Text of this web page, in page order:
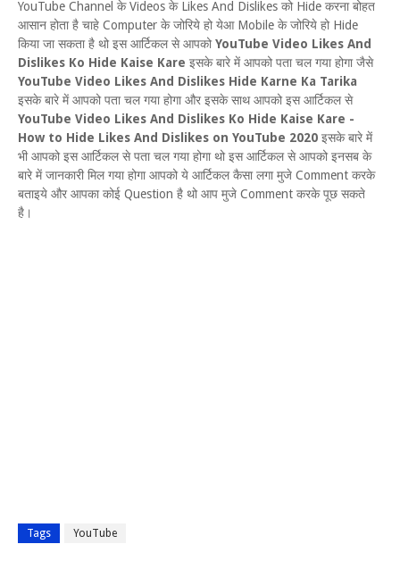
YouTube Channel के Videos के Likes And Dislikes को Hide करना बोहत
आसान होता है चाहे Computer के जोरिये हो येआ Mobile के जोरिये हो Hide
किया जा सकता है थो इस आर्टिकल से आपकोYouTube Video Likes And
Dislikes Ko Hide Kaise Kare इसके बारे में आपको पता चल गया होगा जैसे
YouTube Video Likes And Dislikes Hide Karne Ka Tarika
इसके बारे में आपको पता चल गया होगा और इसके साथ आपको इस आर्टिकल से
YouTube Video Likes And Dislikes Ko Hide Kaise Kare -
How to Hide Likes And Dislikes on YouTube 2020 इसके बारे में
भी आपको इस आर्टिकल से पता चल गया होगा थो इस आर्टिकल से आपको इनसब के
बारे में जानकारी मिल गया होगा आपको ये आर्टिकल कैसा लगा मुजे Comment करके
बताइये और आपका कोई Question है थो आप मुजे Comment करके पूछ सकते
है।
Tags YouTube